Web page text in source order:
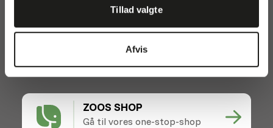
Tillad valgte
Afvis
ZOOS SHOP
Gå til vores one-stop-shop
Nyheder
Velgørende organisationer
Kontakt os